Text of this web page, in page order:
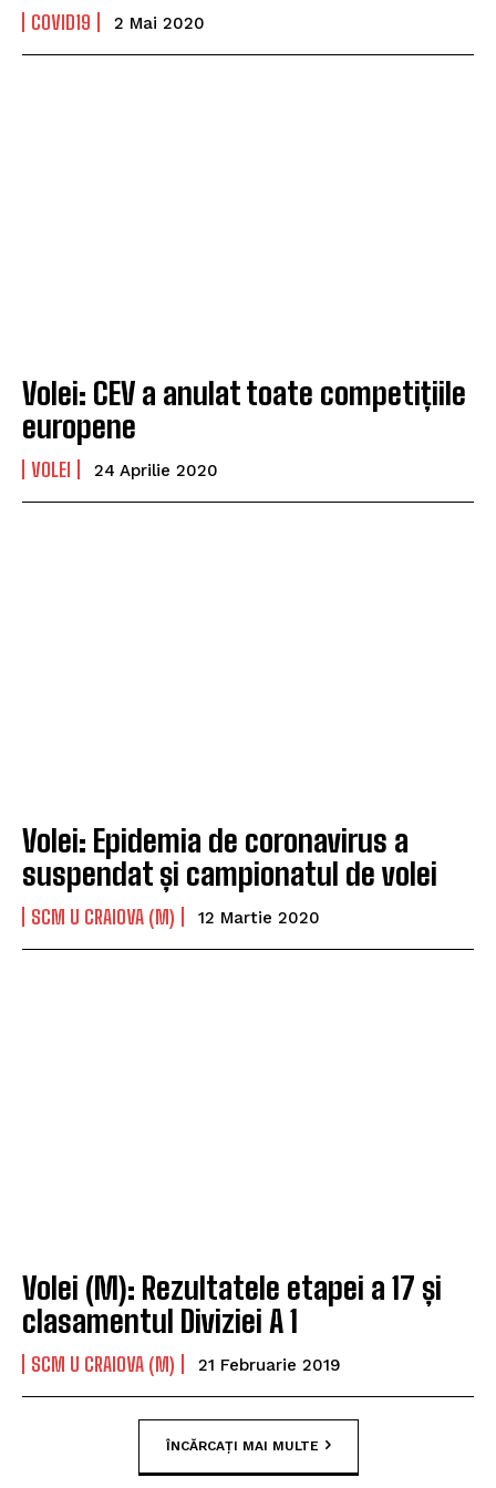
COVID19 2 Mai 2020
Volei: CEV a anulat toate competițiile
europene
VOLEI 24 Aprilie 2020
Volei: Epidemia de coronavirus a
suspendat și campionatul de volei
SCM U CRAIOVA (M) 12 Martie 2020
Volei (M): Rezultatele etapei a 17 și
clasamentul Diviziei A 1
SCM U CRAIOVA (M) 21 Februarie 2019
ÎNCĂRCAȚI MAI MULTE